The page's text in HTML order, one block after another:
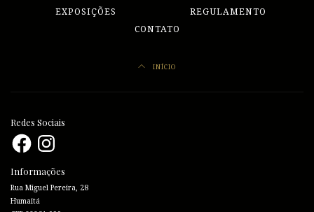
EXPOSIÇÕES
REGULAMENTO
CONTATO
INÍCIO
Redes Sociais
FacebookInstagram
Informações
Rua Miguel Pereira, 28
Humaitá